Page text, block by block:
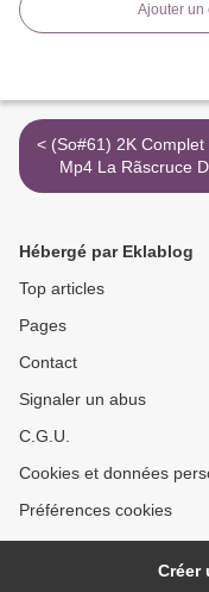
Ajouter un
< (So#61) 2K Complet Film
Mp4 La Rãscruce
Vânturi Torrent Divx
Hébergé par Eklablog
Top articles
Pages
Contact
Signaler un abus
C.G.U.
Cookies et données
Préférences cookies
Créer